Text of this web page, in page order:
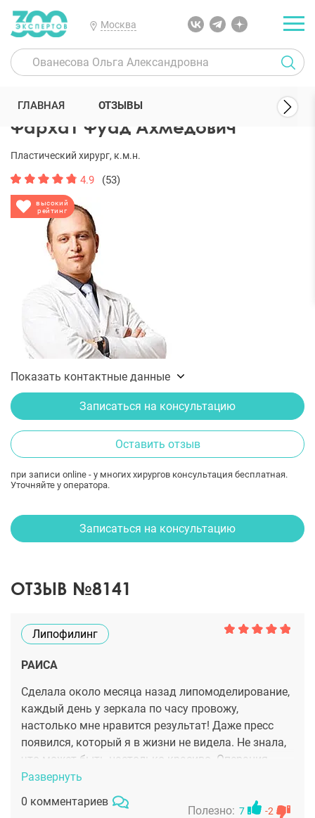
Москва
300 Экспертов Пластические хирурги Фархат Фуад Ахмедович
Фархат Фуад Ахмедович
высокий
рейтинг
Пластический хирург, к.м.н.
4.9 (53)
Показать контактные данные
Записаться на консультацию
Оставить отзыв
при записи online - у многих хирургов консультация бесплатная.
Уточняйте у оператора.
ГЛАВНАЯ ОТЗЫВЫ
Записаться на консультацию
ОТЗЫВ №8141
Липофилинг
РАИСА
Сделала около месяца назад липомоделирование,
каждый день у зеркала по часу провожу,
настолько мне нравится результат! Даже пресс
появился, который я в жизни не видела. Не знала,
что может быть настолько красиво. Операция
прошла нормально, делала у Фуада Фархата.
Очень хороший врач, мне понравился. Прямо как
скульптор работает, потрясающе.
Развернуть
0 комментариев
Полезно: 7 -2